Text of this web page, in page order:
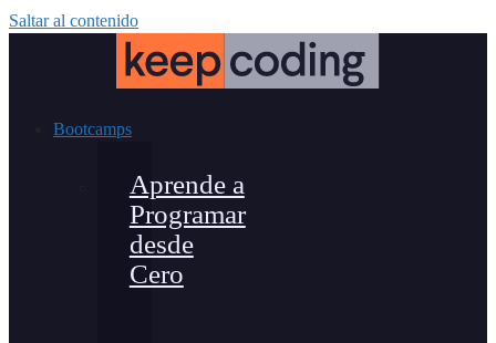
Saltar al contenido
Bootcamps
Aprende a
Programar
desde
Cero